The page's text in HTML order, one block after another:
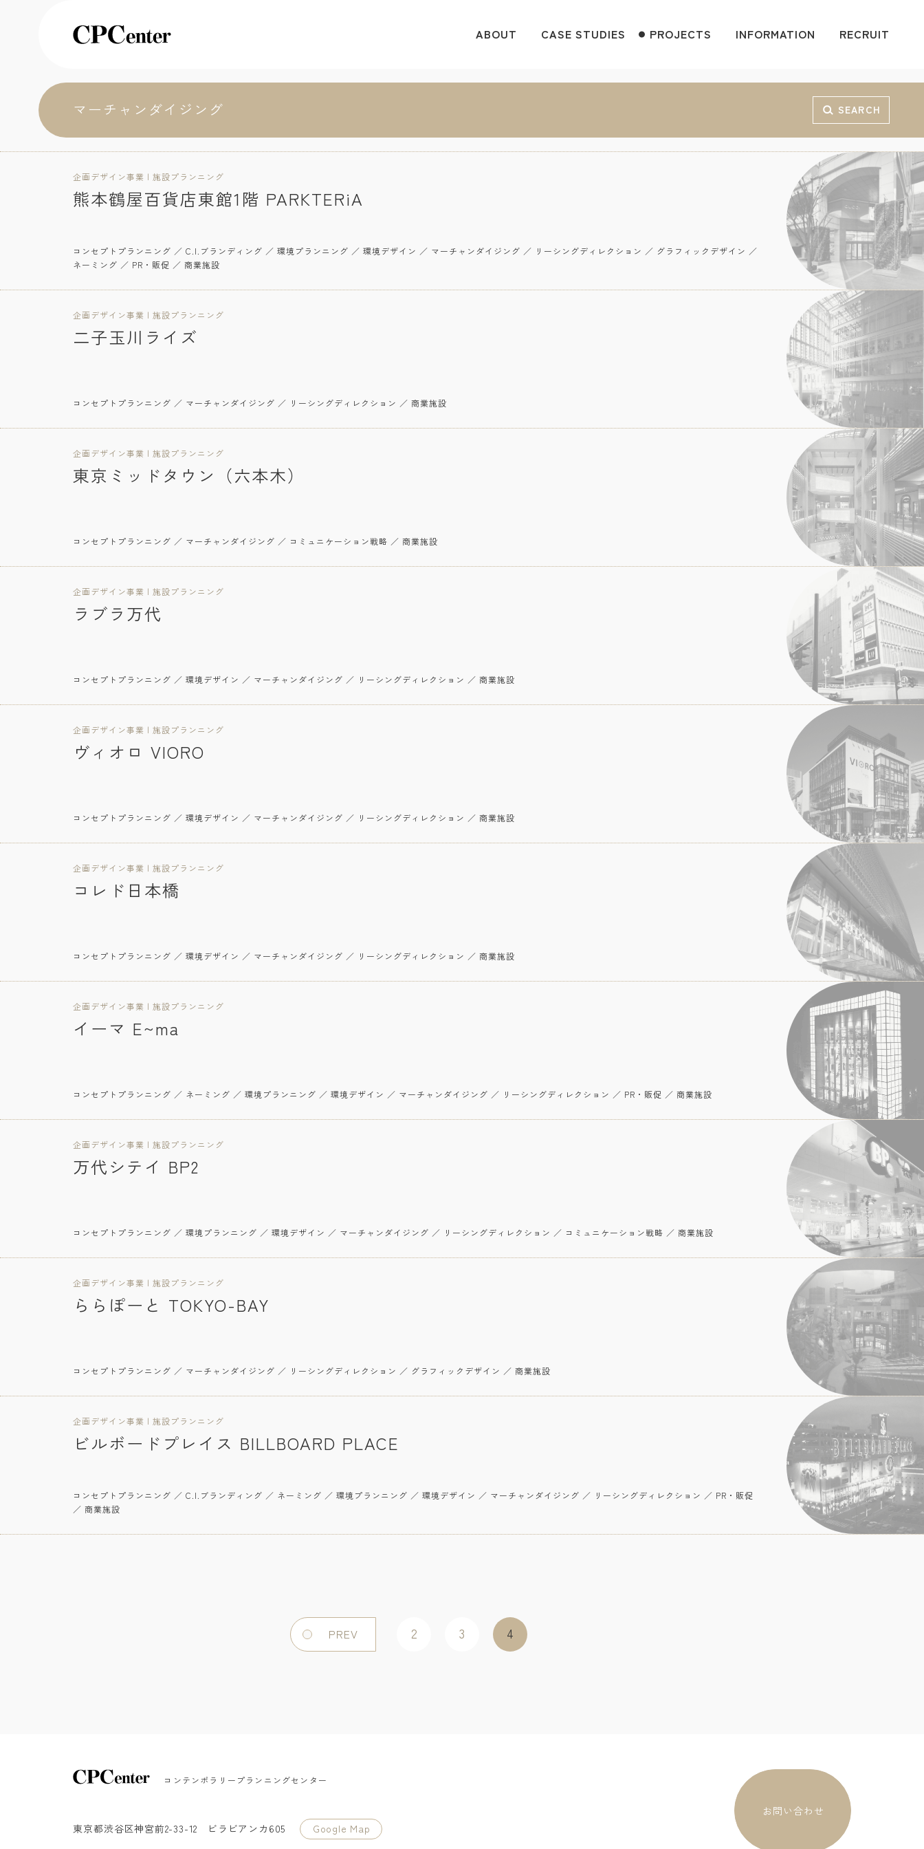
ABOUT CASE STUDIES PROJECTS INFORMATION RECRUIT
マーチャンダイジング SEARCH
企画デザイン事業 | 施設プランニング
熊本鶴屋百貨店東館1階 PARKTERiA
コンセプトプランニング ／ C.I.ブランディング ／ 環境プランニング ／ 環境デザイン ／ マーチャンダイジング ／ リーシングディレクション ／ グラフィックデザイン ／
ネーミング ／ PR・販促 ／ 商業施設
企画デザイン事業 | 施設プランニング
二子玉川ライズ
コンセプトプランニング ／ マーチャンダイジング ／ リーシングディレクション ／ 商業施設
企画デザイン事業 | 施設プランニング
東京ミッドタウン（六本木）
コンセプトプランニング ／ マーチャンダイジング ／ コミュニケーション戦略 ／ 商業施設
企画デザイン事業 | 施設プランニング
ラブラ万代
コンセプトプランニング ／ 環境デザイン ／ マーチャンダイジング ／ リーシングディレクション ／ 商業施設
企画デザイン事業 | 施設プランニング
ヴィオロ VIORO
コンセプトプランニング ／ 環境デザイン ／ マーチャンダイジング ／ リーシングディレクション ／ 商業施設
企画デザイン事業 | 施設プランニング
コレド日本橋
コンセプトプランニング ／ 環境デザイン ／ マーチャンダイジング ／ リーシングディレクション ／ 商業施設
企画デザイン事業 | 施設プランニング
イーマ E~ma
コンセプトプランニング ／ ネーミング ／ 環境プランニング ／ 環境デザイン ／ マーチャンダイジング ／ リーシングディレクション ／ PR・販促 ／ 商業施設
企画デザイン事業 | 施設プランニング
万代シテイ BP2
コンセプトプランニング ／ 環境プランニング ／ 環境デザイン ／ マーチャンダイジング ／ リーシングディレクション ／ コミュニケーション戦略 ／ 商業施設
企画デザイン事業 | 施設プランニング
ららぽーと TOKYO-BAY
コンセプトプランニング ／ マーチャンダイジング ／ リーシングディレクション ／ グラフィックデザイン ／ 商業施設
企画デザイン事業 | 施設プランニング
ビルボードプレイス BILLBOARD PLACE
コンセプトプランニング ／ C.I.ブランディング ／ ネーミング ／ 環境プランニング ／ 環境デザイン ／ マーチャンダイジング ／ リーシングディレクション ／ PR・販促
／ 商業施設
PREV 2 3 4
コンテンポラリープランニングセンター
東京都渋谷区神宮前2-33-12 ビラビアンカ605
Google Map
お問い合わせ